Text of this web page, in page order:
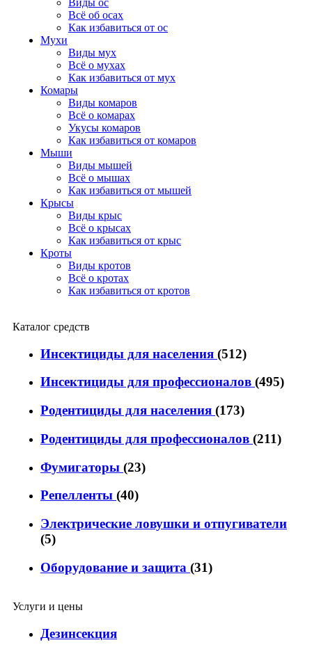
Виды ос
Всё об осах
Как избавиться от ос
Мухи
Виды мух
Всё о мухах
Как избавиться от мух
Комары
Виды комаров
Всё о комарах
Укусы комаров
Как избавиться от комаров
Мыши
Виды мышей
Всё о мышах
Как избавиться от мышей
Крысы
Виды крыс
Всё о крысах
Как избавиться от крыс
Кроты
Виды кротов
Всё о кротах
Как избавиться от кротов
Каталог средств
Инсектициды для населения (512)
Инсектициды для профессионалов (495)
Родентициды для населения (173)
Родентициды для профессионалов (211)
Фумигаторы (23)
Репелленты (40)
Электрические ловушки и отпугиватели
(5)
Оборудование и защита (31)
Услуги и цены
Дезинсекция